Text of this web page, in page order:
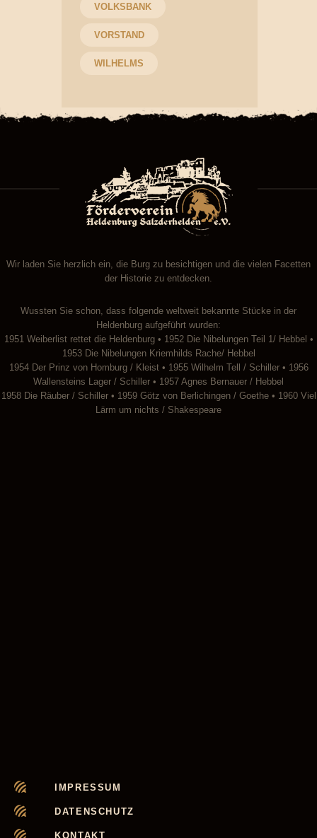
VOLKSBANK
VORSTAND
WILHELMS
Wir laden Sie herzlich ein, die Burg zu besichtigen und die vielen Facetten
der Historie zu entdecken.
Wussten Sie schon, dass folgende weltweit bekannte Stücke in der
Heldenburg aufgeführt wurden:
1951 Weiberlist rettet die Heldenburg • 1952 Die Nibelungen Teil 1/ Hebbel •
1953 Die Nibelungen Kriemhilds Rache/ Hebbel
1954 Der Prinz von Homburg / Kleist • 1955 Wilhelm Tell / Schiller • 1956
Wallensteins Lager / Schiller • 1957 Agnes Bernauer / Hebbel
1958 Die Räuber / Schiller • 1959 Götz von Berlichingen / Goethe • 1960 Viel
Lärm um nichts / Shakespeare
IMPRESSUM
DATENSCHUTZ
KONTAKT